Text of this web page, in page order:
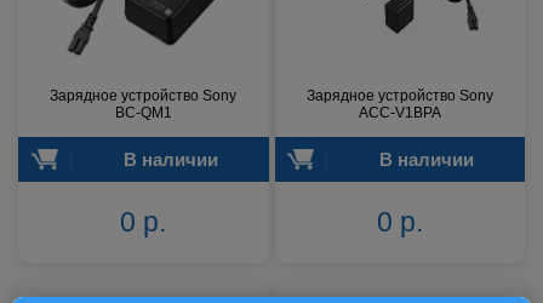
Зарядное устройство Sony
BC-QM1
В наличии
0 р.
Зарядное устройство Sony
ACC-V1BPA
В наличии
0 р.